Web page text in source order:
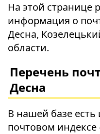
На этой странице
информация о
Десна,
области.
Перечень
Десна
В нашей базе
почтовом индексе